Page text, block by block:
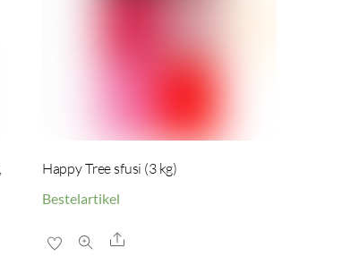
Happy Tree sfusi (3 kg)
Bestelartikel
Share